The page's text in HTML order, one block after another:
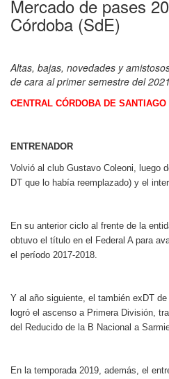
Mercado de pases
Córdoba (SdE)
Altas, bajas, novedades y
de cara al primer semestre del
CENTRAL CÓRDOBA DE
ENTRENADOR
Volvió al club Gustavo Coleoni, luego
DT que lo había reemplazado) y el
En su anterior ciclo al frente de la
obtuvo el título en el Federal A para
el período 2017-2018.
Y al año siguiente, el también exDT
logró el ascenso a Primera División,
del Reducido de la B Nacional a
En la temporada 2019, además, el